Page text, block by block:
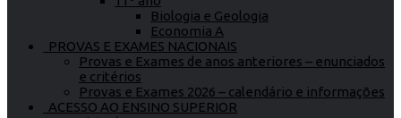
Biologia e Geologia
Economia A
PROVAS E EXAMES NACIONAIS
Provas e Exames de anos anteriores – enunciados
e critérios
Provas e Exames 2026 – calendário e informações
ACESSO AO ENSINO SUPERIOR